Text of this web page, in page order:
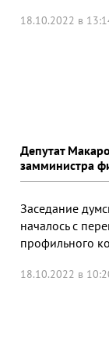
18.10.2022 в
Депутат
замминистра
Заседание
началось с
профильного
18.10.2022 в